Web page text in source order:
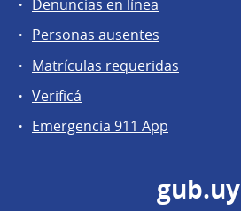
Denuncias en línea
Personas ausentes
Matrículas requeridas
Verificá
Emergencia 911 App
gub.uy